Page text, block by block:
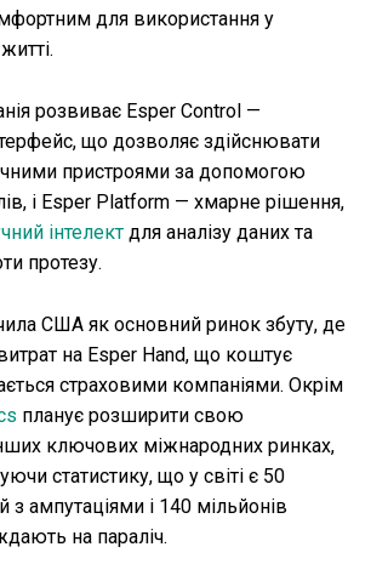
для використання у
розвиває Esper Control —
що дозволяє здійснювати
пристроями за допомогою
і Esper Platform — хмарне рішення,
інтелект для аналізу даних та
протезу.
США як основний ринок збуту, де
на Esper Hand, що коштує
страховими компаніями. Окрім
планує розширити свою
ключових міжнародних ринках,
статистику, що у світі є 50
з ампутаціями і 140 мільйонів
на параліч.